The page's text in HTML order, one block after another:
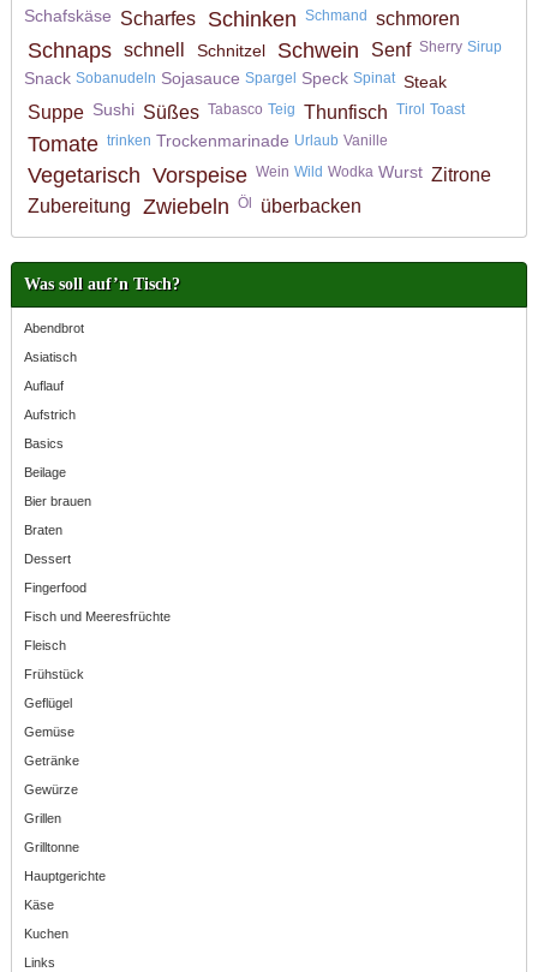
Schafskäse Scharfes Schinken Schmand schmoren
Schnaps schnell Schnitzel Schwein Senf Sherry Sirup
Snack Sobanudeln Sojasauce Spargel Speck Spinat Steak
Suppe Sushi Süßes Tabasco Teig Thunfisch Tirol Toast
Tomate trinken Trockenmarinade Urlaub Vanille
Vegetarisch Vorspeise Wein Wild Wodka Wurst Zitrone
Zubereitung
Zwiebeln Öl überbacken
Was soll auf’n Tisch?
Abendbrot
Asiatisch
Auflauf
Aufstrich
Basics
Beilage
Bier brauen
Braten
Dessert
Fingerfood
Fisch und Meeresfrüchte
Fleisch
Frühstück
Geflügel
Gemüse
Getränke
Gewürze
Grillen
Grilltonne
Hauptgerichte
Käse
Kuchen
Links